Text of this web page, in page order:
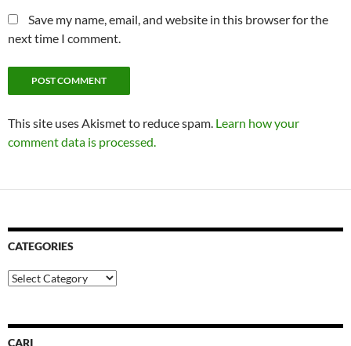
Save my name, email, and website in this browser for the
next time I comment.
This site uses Akismet to reduce spam. Learn how your
comment data is processed.
CATEGORIES
Categories
CARI